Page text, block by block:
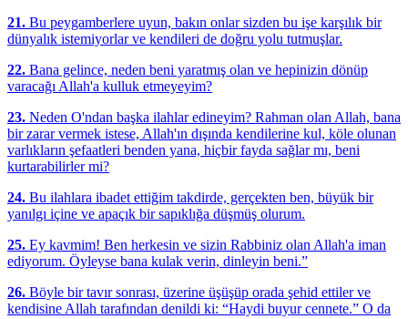
21. Bu peygamberlere uyun, bakın onlar sizden bu işe karşılık bir
dünyalık istemiyorlar ve kendileri de doğru yolu tutmuşlar.
22. Bana gelince, neden beni yaratmış olan ve hepinizin dönüp
varacağı Allah'a kulluk etmeyeyim?
23. Neden O'ndan başka ilahlar edineyim? Rahman olan Allah, bana
bir zarar vermek istese, Allah'ın dışında kendilerine kul, köle olunan
varlıkların şefaatleri benden yana, hiçbir fayda sağlar mı, beni
kurtarabilirler mi?
24. Bu ilahlara ibadet ettiğim takdirde, gerçekten ben, büyük bir
yanılgı içine ve apaçık bir sapıklığa düşmüş olurum.
25. Ey kavmim! Ben herkesin ve sizin Rabbiniz olan Allah'a iman
ediyorum. Öyleyse bana kulak verin, dinleyin beni.”
26. Böyle bir tavır sonrası, üzerine üşüşüp orada şehid ettiler ve
kendisine Allah tarafından denildi ki: “Haydi buyur cennete.” O da